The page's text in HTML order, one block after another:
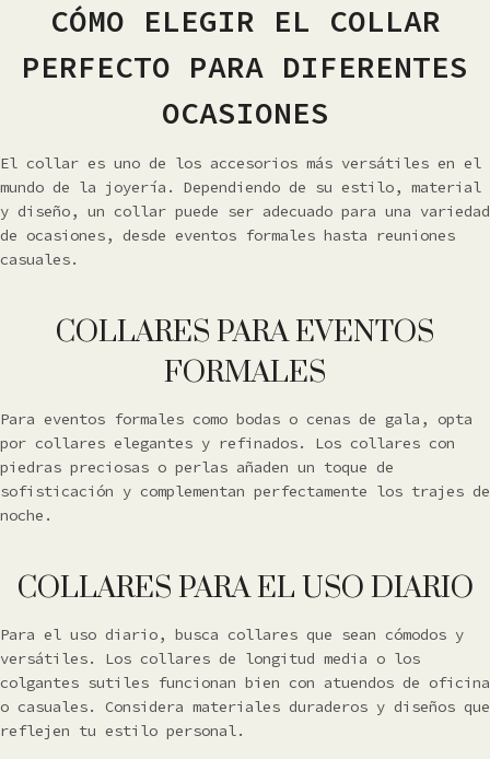
CÓMO ELEGIR EL COLLAR
PERFECTO PARA DIFERENTES
OCASIONES
El collar es uno de los accesorios más versátiles en el
mundo de la joyería. Dependiendo de su estilo, material
y diseño, un collar puede ser adecuado para una variedad
de ocasiones, desde eventos formales hasta reuniones
casuales.
COLLARES PARA EVENTOS
FORMALES
Para eventos formales como bodas o cenas de gala, opta
por collares elegantes y refinados. Los collares con
piedras preciosas o perlas añaden un toque de
sofisticación y complementan perfectamente los trajes de
noche.
COLLARES PARA EL USO DIARIO
Para el uso diario, busca collares que sean cómodos y
versátiles. Los collares de longitud media o los
colgantes sutiles funcionan bien con atuendos de oficina
o casuales. Considera materiales duraderos y diseños que
reflejen tu estilo personal.